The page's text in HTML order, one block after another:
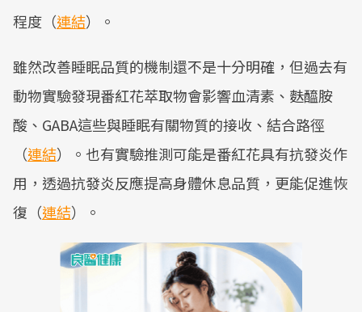
程度（連結）。
雖然改善睡眠品質的機制還不是十分明確，但過去有
動物實驗發現番紅花萃取物會影響血清素、麩醯胺
酸、GABA這些與睡眠有關物質的接收、結合路徑
（連結）。也有實驗推測可能是番紅花具有抗發炎作
用，透過抗發炎反應提高身體休息品質，更能促進恢
復（連結）。